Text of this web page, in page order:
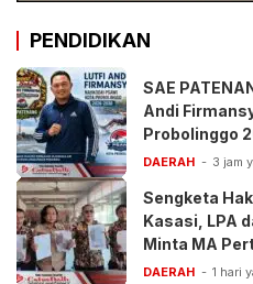
PENDIDIKAN
SAE
Andi
Probolinggo
DAERAH 3 jam
Sengketa
Kasasi, LPA
Minta MA
Anak
DAERAH 1 hari